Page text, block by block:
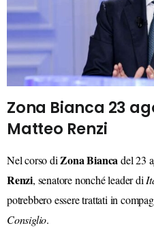
Zona Bianca 23
Matteo Renzi
Nel corso di Zona Biancadel 23
Renzi, senatore nonché leader di
potrebbero essere trattati in
Consiglio.